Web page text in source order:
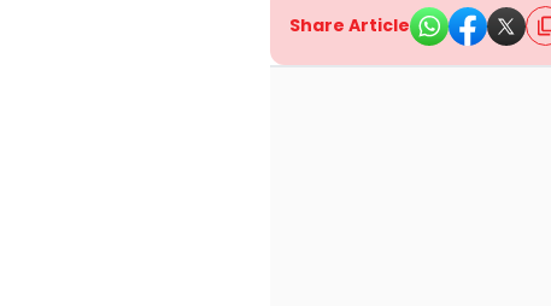
Share Article